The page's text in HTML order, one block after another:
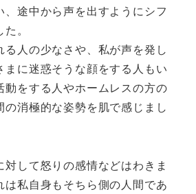
、途中から声を出すようにシフ
。
る人の少なさや、私が声を発し
まに迷惑そうな顔をする人もい
動をする人やホームレスの方の
の消極的な姿勢を肌で感じまし
対して怒りの感情などはわきま
は私自身もそちら側の人間であ